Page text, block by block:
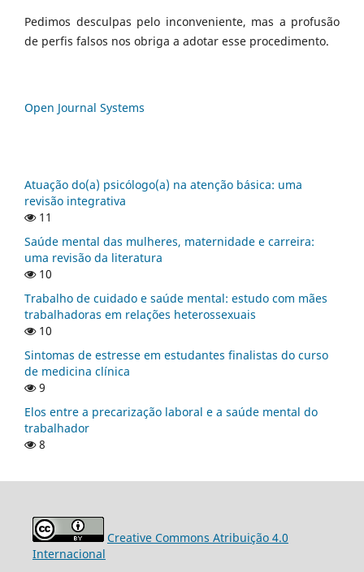
Pedimos desculpas pelo inconveniente, mas a profusão
de perfis falsos nos obriga a adotar esse procedimento.
Open Journal Systems
Atuação do(a) psicólogo(a) na atenção básica: uma
revisão integrativa
11
Saúde mental das mulheres, maternidade e carreira:
uma revisão da literatura
10
Trabalho de cuidado e saúde mental: estudo com mães
trabalhadoras em relações heterossexuais
10
Sintomas de estresse em estudantes finalistas do curso
de medicina clínica
9
Elos entre a precarização laboral e a saúde mental do
trabalhador
8
Creative Commons Atribuição 4.0
Internacional